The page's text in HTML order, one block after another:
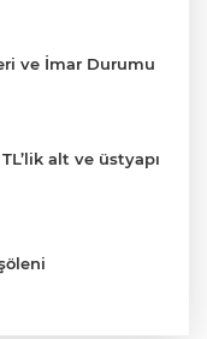
ve İmar Durumu
alt ve üstyapı